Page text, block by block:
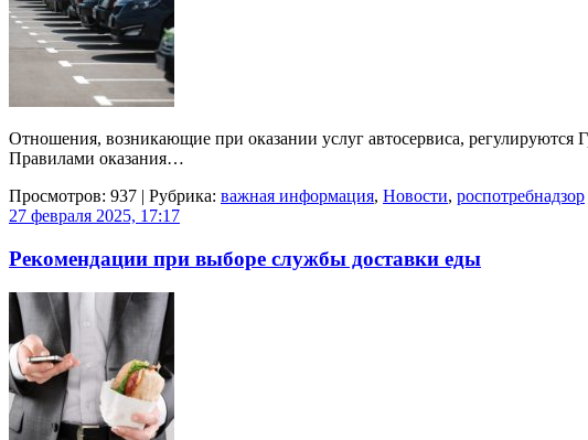
Отношения, возникающие при оказании услуг автосервиса,
Правилами оказания…
Просмотров: 937 | Рубрика: важная информация, Новости, роспотребнадзор
27 февраля 2025, 17:17
Рекомендации при выборе службы доставки еды